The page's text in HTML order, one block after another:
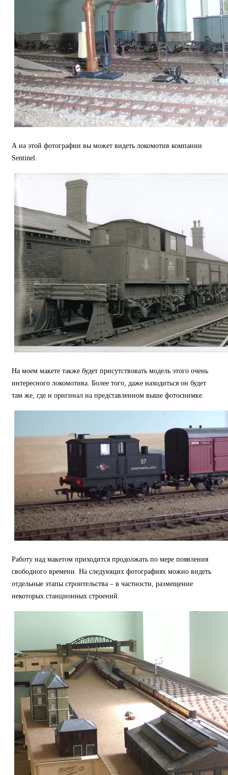
А на этой фотографии вы может видеть локомотив компании
Sentinel.
На моем макете также будет присутствовать модель этого очень
интересного локомотива. Более того, даже находиться он будет
там же, где и оригинал на представленном выше фотоснимке.
Работу над макетом приходится продолжать по мере появления
свободного времени. На следующих фотографиях можно видеть
отдельные этапы строительства – в частности, размещение
некоторых станционных строений.